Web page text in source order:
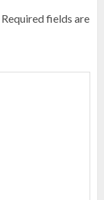
Required fields are